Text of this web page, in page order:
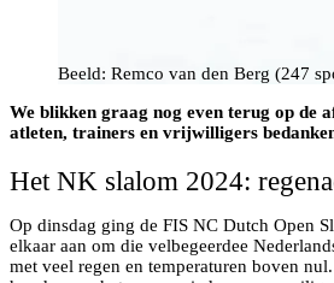
Beeld: Remco van den Berg (247
We blikken graag nog even terug op de
atleten, trainers en vrijwilligers
Het NK slalom 2024:
Op dinsdag ging de FIS NC Dutch Open
elkaar aan om die velbegeerdee
met veel regen en temperaturen boven